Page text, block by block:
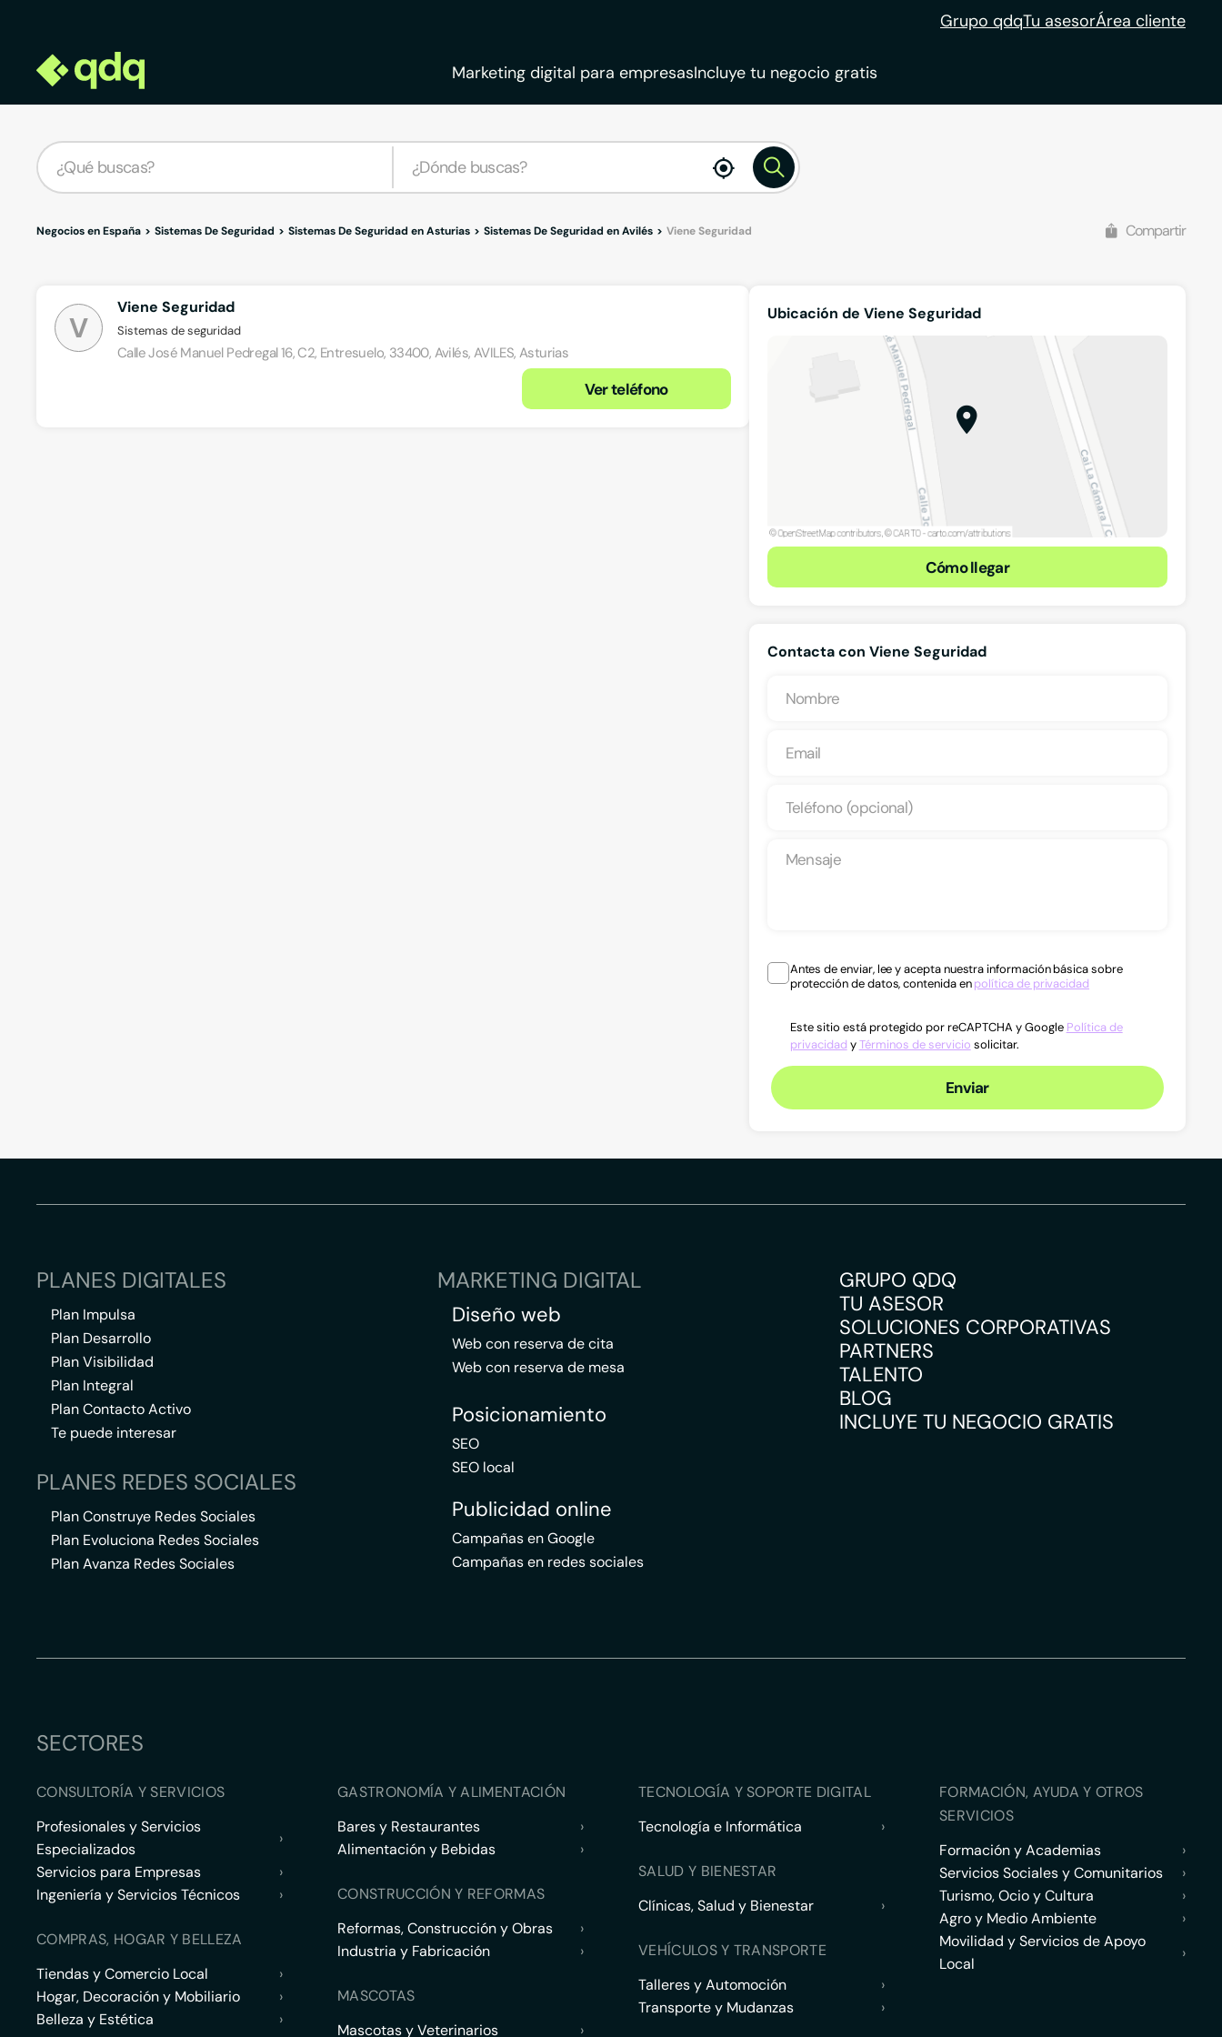
Grupo qdqTu asesorÁrea cliente
Marketing digital para empresasIncluye tu negocio gratis
enable
location
Negocios en España Sistemas De Seguridad Sistemas De Seguridad en Asturias Sistemas De Seguridad en Avilés Viene Seguridad Compartir
V
Viene Seguridad
Sistemas de seguridad
Calle José Manuel Pedregal 16, C2, Entresuelo, 33400, Avilés, AVILES, Asturias
Ver teléfono
Ubicación de Viene Seguridad
Cómo llegar
Contacta con Viene Seguridad
Antes de enviar, lee y acepta nuestra información básica sobre
protección de datos, contenida enpolítica de privacidad
Este sitio está protegido por reCAPTCHA y Google Política de
privacidad yTérminos de servicio solicitar.
Enviar
PLANES DIGITALES
Plan Impulsa
Plan Desarrollo
Plan Visibilidad
Plan Integral
Plan Contacto Activo
Te puede interesar
PLANES REDES SOCIALES
Plan Construye Redes Sociales
Plan Evoluciona Redes Sociales
Plan Avanza Redes Sociales
MARKETING DIGITAL
Diseño web
Web con reserva de cita
Web con reserva de mesa
Posicionamiento
SEO
SEO local
Publicidad online
Campañas en Google
Campañas en redes sociales
GRUPO QDQ
TU ASESOR
SOLUCIONES CORPORATIVAS
PARTNERS
TALENTO
BLOG
INCLUYE TU NEGOCIO GRATIS
SECTORES
CONSULTORÍA Y SERVICIOS
Profesionales y Servicios
Especializados
›
Servicios para Empresas
›
Ingeniería y Servicios Técnicos
›
COMPRAS, HOGAR Y BELLEZA
Tiendas y Comercio Local
›
Hogar, Decoración y Mobiliario
›
Belleza y Estética
›
GASTRONOMÍA Y ALIMENTACIÓN
Bares y Restaurantes
›
Alimentación y Bebidas
›
CONSTRUCCIÓN Y REFORMAS
Reformas, Construcción y Obras
›
Industria y Fabricación
›
MASCOTAS
Mascotas y Veterinarios
›
TECNOLOGÍA Y SOPORTE DIGITAL
Tecnología e Informática
›
SALUD Y BIENESTAR
Clínicas, Salud y Bienestar
›
VEHÍCULOS Y TRANSPORTE
Talleres y Automoción
›
Transporte y Mudanzas
›
FORMACIÓN, AYUDA Y OTROS
SERVICIOS
Formación y Academias
›
Servicios Sociales y Comunitarios
›
Turismo, Ocio y Cultura
›
Agro y Medio Ambiente
›
Movilidad y Servicios de Apoyo
Local
›